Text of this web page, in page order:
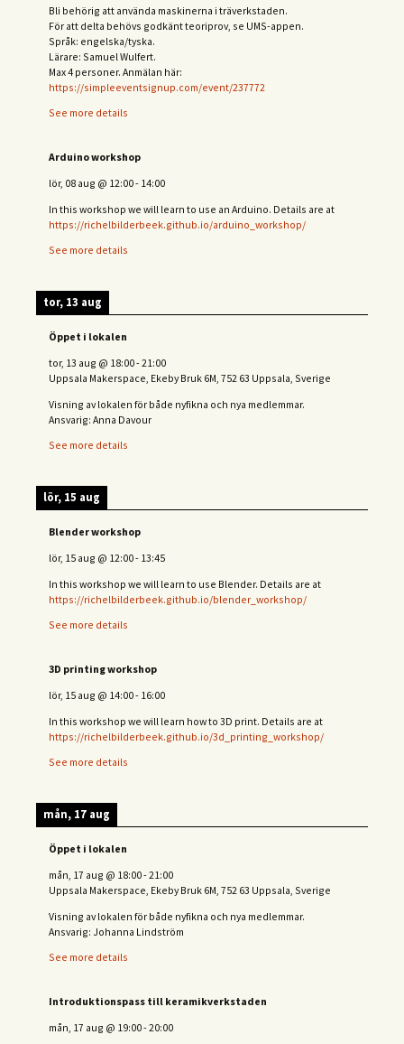
Bli behörig att använda maskinerna i träverkstaden.
För att delta behövs godkänt teoriprov, se UMS-appen.
Språk: engelska/tyska.
Lärare: Samuel Wulfert.
Max 4 personer. Anmälan här:
https://simpleeventsignup.com/event/237772
See more details
Arduino workshop
lör, 08 aug @ 12:00- 14:00
In this workshop we will learn to use an Arduino. Details are at
https://richelbilderbeek.github.io/arduino_workshop/
See more details
tor, 13 aug
Öppet i lokalen
tor, 13 aug @ 18:00-21:00
Uppsala Makerspace, Ekeby Bruk 6M, 752 63 Uppsala, Sverige
Visning av lokalen för både nyfikna och nya medlemmar.
Ansvarig: Anna Davour
See more details
lör, 15 aug
Blender workshop
lör, 15 aug @ 12:00- 13:45
In this workshop we will learn to use Blender. Details are at
https://richelbilderbeek.github.io/blender_workshop/
See more details
3D printing workshop
lör, 15 aug @ 14:00- 16:00
In this workshop we will learn how to 3D print. Details are at
https://richelbilderbeek.github.io/3d_printing_workshop/
See more details
mån, 17 aug
Öppet i lokalen
mån, 17 aug @ 18:00-21:00
Uppsala Makerspace, Ekeby Bruk 6M, 752 63 Uppsala, Sverige
Visning av lokalen för både nyfikna och nya medlemmar.
Ansvarig: Johanna Lindström
See more details
Introduktionspass till keramikverkstaden
mån, 17 aug @ 19:00-20:00